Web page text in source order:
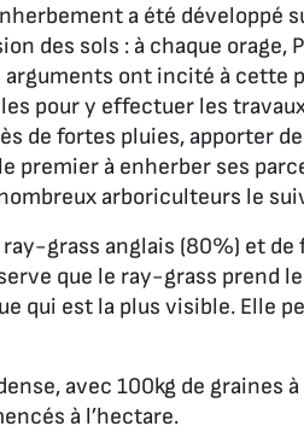
a été développé
des sols : à chaque orage,
ont incité à cette
pour y effectuer les
de fortes pluies, apporter
premier à enherber ses
arboriculteurs le
grass anglais (80%) et
que le ray-grass prend
qui est la plus visible. Elle
avec 100kg de graines à
à l’hectare.